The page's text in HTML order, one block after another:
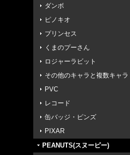
ダンボ
ピノキオ
プリンセス
くまのプーさん
ロジャーラビット
その他のキャラと複数キャラ
PVC
レコード
缶バッジ・ピンズ
PIXAR
PEANUTS(スヌーピー)